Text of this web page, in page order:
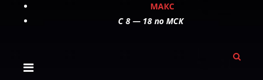
МАКС
C 8 — 18 по МСК